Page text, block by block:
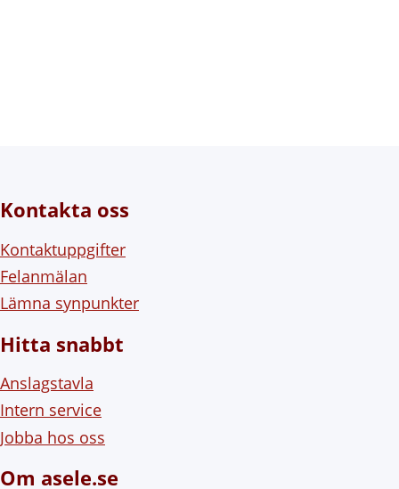
Kontakta oss
Kontaktuppgifter
Felanmälan
Lämna synpunkter
Hitta snabbt
Anslagstavla
Intern service
Jobba hos oss
Om asele.se